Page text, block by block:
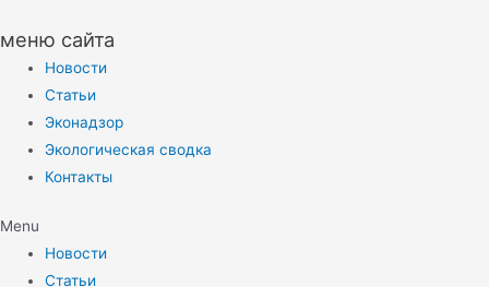
меню сайта
Новости
Статьи
Эконадзор
Экологическая сводка
Контакты
Menu
Новости
Статьи